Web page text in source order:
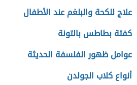
علاج للكحة والبلغم عند الأطفال
كفتة بطاطس بالتونة
عوامل ظهور الفلسفة الحديثة
أنواع كلاب الجولدن